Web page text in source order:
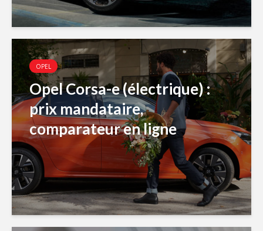
OPEL
Opel Corsa-e (électrique) :
prix mandataire,
comparateur en ligne